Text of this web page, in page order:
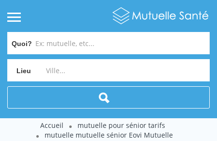
Quoi?
Lieu
Accueil
mutuelle pour sénior tarifs
mutuelle mutuelle sénior Eovi Mutuelle